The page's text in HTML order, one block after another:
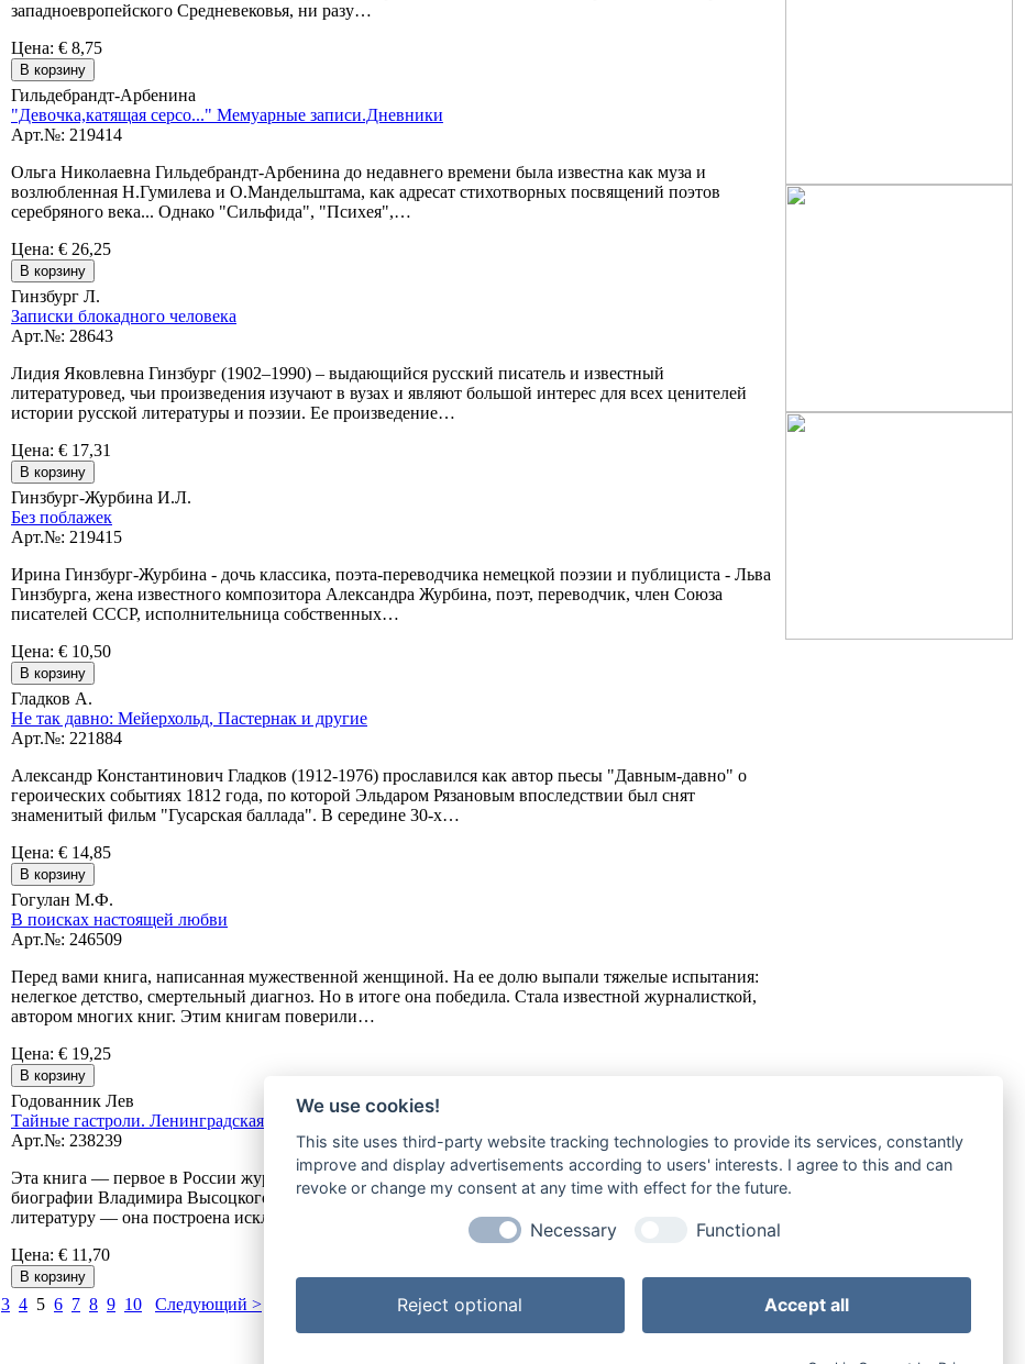
западноевропейского Средневековья, ни разу…
Цена: € 8,75
Гильдебрандт-Арбенина
"Девочка,катящая серсо..." Мемуарные записи.Дневники
Арт.№: 219414
Ольга Николаевна Гильдебрандт-Арбенина до недавнего времени была известна как муза и
возлюбленная Н.Гумилева и О.Мандельштама, как адресат стихотворных посвящений поэтов
серебряного века... Однако "Сильфида", "Психея",…
Цена: € 26,25
Гинзбург Л.
Записки блокадного человека
Арт.№: 28643
Лидия Яковлевна Гинзбург (1902–1990) – выдающийся русский писатель и известный
литературовед, чьи произведения изучают в вузах и являют большой интерес для всех ценителей
истории русской литературы и поэзии. Ее произведение…
Цена: € 17,31
Гинзбург-Журбина И.Л.
Без поблажек
Арт.№: 219415
Ирина Гинзбург-Журбина - дочь классика, поэта-переводчика немецкой поэзии и публициста - Льва
Гинзбурга, жена известного композитора Александра Журбина, поэт, переводчик, член Союза
писателей СССР, исполнительница собственных…
Цена: € 10,50
Гладков А.
Не так давно: Мейерхольд, Пастернак и другие
Арт.№: 221884
Александр Константинович Гладков (1912-1976) прославился как автор пьесы "Давным-давно" о
героических событиях 1812 года, по которой Эльдаром Рязановым впоследствии был снят
знаменитый фильм "Гусарская баллада". В середине 30-х…
Цена: € 14,85
Гогулан М.Ф.
В поисках настоящей любви
Арт.№: 246509
Перед вами книга, написанная мужественной женщиной. На ее долю выпали тяжелые испытания:
нелегкое детство, смертельный диагноз. Но в итоге она победила. Стала известной журналисткой,
автором многих книг. Этим книгам поверили…
Цена: € 19,25
Годованник Лев
Тайные гастроли. Ленинградская биография Владимира Высоцкого
Арт.№: 238239
Эта книга — первое в России журналистское расследование, посвященное ленинградской
биографии Владимира Высоцкого. Книга не содержит ни одной ссылки на использованную
литературу — она построена исключительно на эксклюзивных…
Цена: € 11,70
3 4 5 6 7 8 9 10 Следующий > | Показано 41-50 (Всего 192 позиций)
We use cookies!
This site uses third-party website tracking technologies to provide its services, constantly
improve and display advertisements according to users' interests. I agree to this and can
revoke or change my consent at any time with effect for the future.
Necessary Functional
Reject optional Accept all